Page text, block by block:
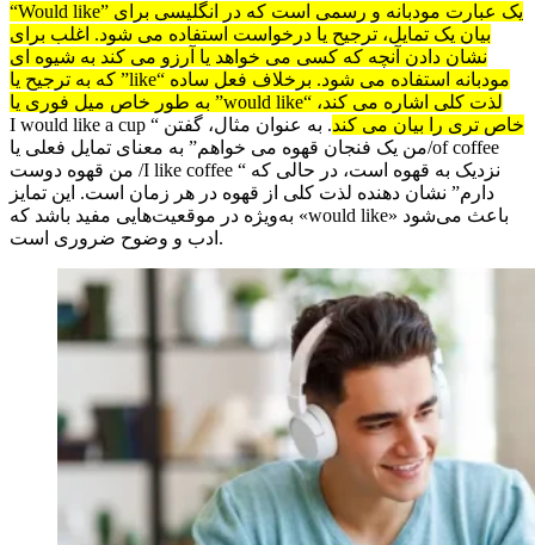
“Would like” یک عبارت مودبانه و رسمی است که در انگلیسی برای
بیان یک تمایل، ترجیح یا درخواست استفاده می شود. اغلب برای
نشان دادن آنچه که کسی می خواهد یا آرزو می کند به شیوه ای
مودبانه استفاده می شود. برخلاف فعل ساده “like” که به ترجیح یا
لذت کلی اشاره می کند، “would like” به طور خاص میل فوری یا
خاص تری را بیان می کند. به عنوان مثال، گفتن “ I would like a cup
of coffee/من یک فنجان قهوه می خواهم” به معنای تمایل فعلی یا
نزدیک به قهوه است، در حالی که “ I like coffee/ من قهوه دوست
دارم” نشان دهنده لذت کلی از قهوه در هر زمان است. این تمایز
باعث می‌شود «would like» به‌ویژه در موقعیت‌هایی مفید باشد که
ادب و وضوح ضروری است.